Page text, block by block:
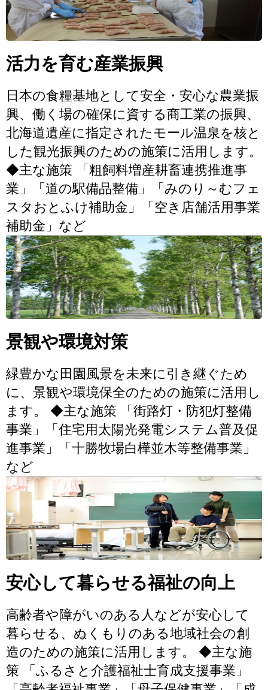
活力を育む産業振興
日本の食糧基地として安全・安心な農業振
興、働く場の確保に資する商工業の振興、
北海道遺産に指定されたモール温泉を核と
した観光振興のための施策に活用します。
◆主な施策 「粗飼料増産耕畜連携推進事
業」「道の駅備品整備」「みのり～むフェ
スタおとふけ補助金」「空き店舗活用事業
補助金」など
景観や環境対策
緑豊かな田園風景を未来に引き継ぐため
に、景観や環境保全のための施策に活用し
ます。 ◆主な施策 「街路灯・防犯灯整備
事業」「住宅用太陽光発電システム普及促
進事業」「十勝牧場白樺並木等整備事業」
など
安心して暮らせる福祉の向上
高齢者や障がいのある人などが安心して
暮らせる、ぬくもりのある地域社会の創
造のための施策に活用します。 ◆主な施
策 「ふるさと介護福祉士育成支援事業」